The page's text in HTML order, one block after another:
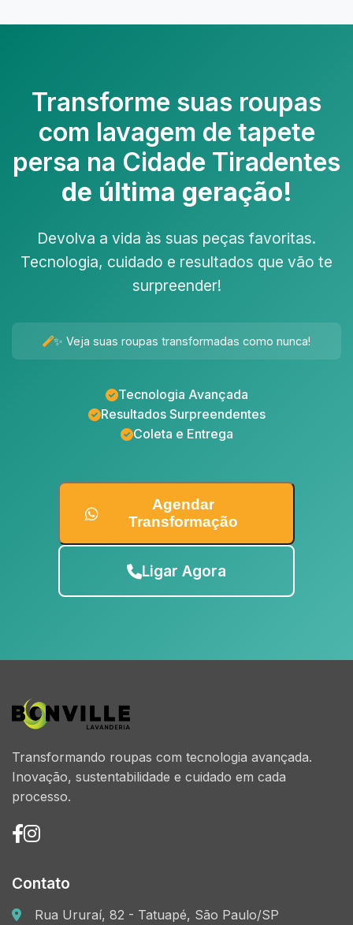
Transforme suas roupas
com lavagem de tapete
persa na Cidade Tiradentes
de última geração!
Devolva a vida às suas peças favoritas.
Tecnologia, cuidado e resultados que vão te
surpreender!
✨ Veja suas roupas transformadas como nunca!
Tecnologia Avançada
Resultados Surpreendentes
Coleta e Entrega
Agendar
Transformação
Ligar Agora
Transformando roupas com tecnologia avançada.
Inovação, sustentabilidade e cuidado em cada
processo.
Contato
Rua Ururaí, 82 - Tatuapé, São Paulo/SP